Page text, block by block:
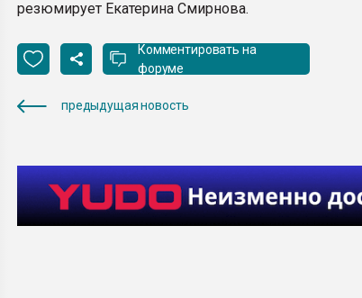
резюмирует Екатерина Смирнова.
Комментировать на
форуме
предыдущая новость